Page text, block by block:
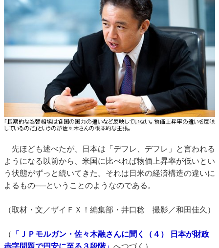
先ほども述べたが、日本は「デフレ、デフレ」と言われる
ようになる以前から、米国に比べれば物価上昇率が低いとい
う状態がずっと続いてきた。それは日米の経済構造の違いに
よるもの──ということのようなのである。
（取材・文／ザイＦＸ！編集部・井口稔 撮影／和田佳久）
（
「ＪＰモルガン・佐々木融さんに聞く（４） 日本が財政
赤字問題で円安に至る３段階」 へつづく）